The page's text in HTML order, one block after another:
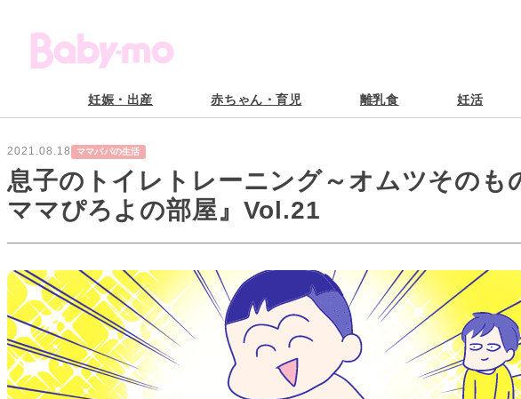
妊娠・出産 赤ちゃん・育児 離乳食 妊活
2021.08.18 ママパパの生活
息子のトイレトレーニング～オムツそのも
ママぴろよの部屋』Vol.21